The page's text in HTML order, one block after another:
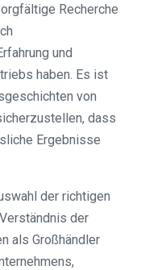
Recherche
und
haben. Es ist
von
dass
Ergebnisse
der richtigen
der
als Großhändler